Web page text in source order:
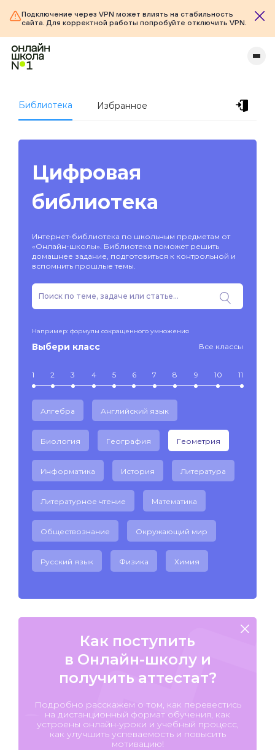
Подключение через VPN может влиять на стабильность
сайта. Для корректной работы попробуйте отключить VPN.
Библиотека Избранное
Цифровая
библиотека
Интернет-библиотека по школьным предметам от
«Онлайн-школы». Библиотека поможет решить
домашнее задание, подготовиться к контрольной и
вспомнить прошлые темы.
Например: формулы сокращенного умножения
Выбери класс Все классы
1 2 3 4 5 6 7 8 9 10 11
Алгебра Английский язык
Биология География Геометрия
Информатика История Литература
Литературное чтение Математика
Обществознание Окружающий мир
Русский язык Физика Химия
Как поступить
в Онлайн-школу и
получить аттестат?
Подробно расскажем о том, как перевестись
на дистанционный формат обучения, как
устроены онлайн-уроки и учебный процесс,
как улучшить успеваемость и повысить
мотивацию!